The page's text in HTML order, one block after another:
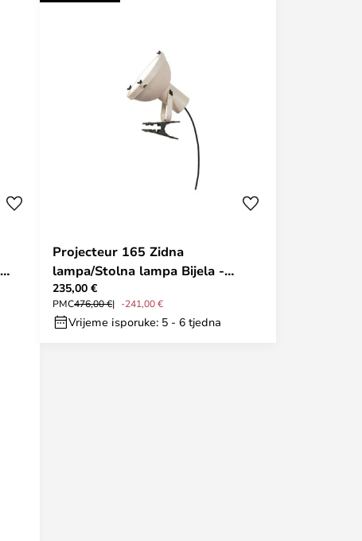
Projecteur 165 Zidna
lampa/Stolna lampa Bijela -
Nemo Lighting
235,00 €
PMC476,00 € -241,00 €
Vrijeme isporuke: 5 - 6 tjedna